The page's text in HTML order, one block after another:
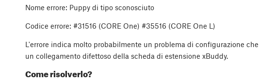
Nome errore: Puppy di tipo sconosciuto
Codice errore: #31516 (CORE One) #35516 (CORE One L)
L'errore indica molto probabilmente un problema di configurazione
un collegamento difettoso della scheda di estensione xBuddy.
Come risolverlo?